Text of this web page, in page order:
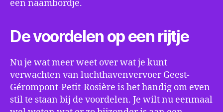
een naambordje.
De voordelen op een rijtje
Nu je wat meer weet over wat je kunt
verwachten van luchthavenvervoer Geest-
Gérompont-Petit-Rosière is het handig om even
stil te staan bij de voordelen. Je wilt nu eenmaal